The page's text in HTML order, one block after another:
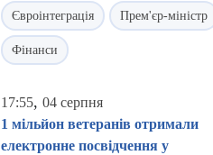
Євроінтеграція Прем'єр-міністр
Фінанси
17:55, 04 серпня
1 мільйон ветеранів отримали
електронне посвідчення у